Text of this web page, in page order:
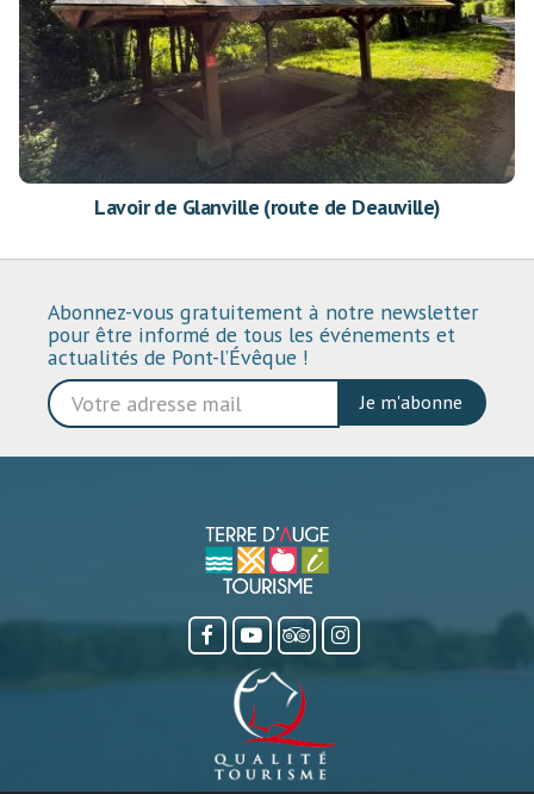
Lavoir de Glanville (route de Deauville)
Abonnez-vous gratuitement à notre newsletter
pour être informé de tous les événements et
actualités de Pont-l’Évêque !
Je m'abonne